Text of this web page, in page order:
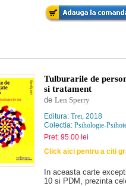
Tulburarile de
si tratament
de Len Sperry
Editura: Trei, 2018
Colectia: Psihologie-
Pret: 95.00 lei
Click aici pentru a citi
In aceasta carte
10 si PDM, prezinta